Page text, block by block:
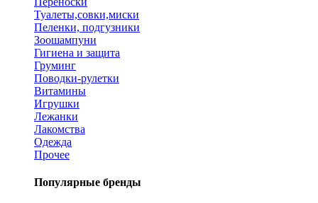
Туалеты,совки,миски
Пеленки, подгузники
Зоошампуни
Гигиена и защита
Груминг
Поводки-рулетки
Витамины
Игрушки
Лежанки
Лакомства
Одежда
Прочее
Популярные бренды